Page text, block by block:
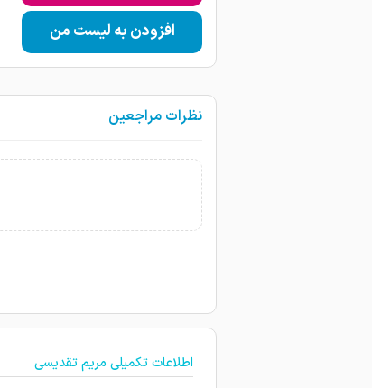
افزودن به لیست من
نظرات مراجعین
اطلاعات تکمیلی مریم تقدیسی